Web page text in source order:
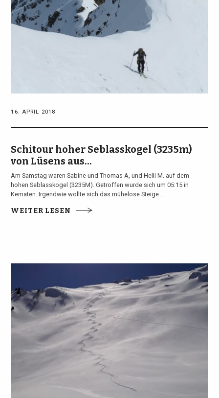
16. APRIL 2018
Schitour hoher Seblasskogel (3235m)
von Lüsens aus...
Am Samstag waren Sabine und Thomas A, und Helli M. auf dem
hohen Seblasskogel (3235M). Getroffen wurde sich um 05:15 in
Kematen. Irgendwie wollte sich das mühelose Steige ...
WEITER LESEN